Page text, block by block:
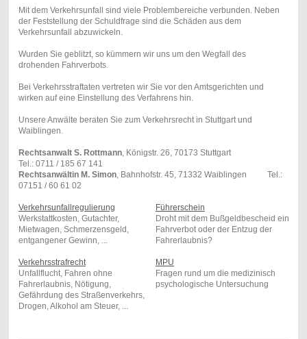
Mit dem Verkehrsunfall sind viele Problembereiche verbunden. Neben
der Feststellung der Schuldfrage sind die Schäden aus dem
Verkehrsunfall abzuwickeln.
Wurden Sie geblitzt, so kümmern wir uns um den Wegfall des
drohenden Fahrverbots.
Bei Verkehrsstraftaten vertreten wir Sie vor den Amtsgerichten und
wirken auf eine Einstellung des Verfahrens hin.
Unsere Anwälte beraten Sie zum Verkehrsrecht in Stuttgart und
Waiblingen.
Rechtsanwalt S. Rottmann, Königstr. 26, 70173 Stuttgart
Tel.: 0711 / 185 67 141
Rechtsanwältin M. Simon, Bahnhofstr. 45, 71332 Waiblingen Tel.:
07151 / 60 61 02
Verkehrsunfallregulierung
Werkstattkosten, Gutachter,
Mietwagen, Schmerzensgeld,
entgangener Gewinn, ...
Führerschein
Droht mit dem Bußgeldbescheid ein
Fahrverbot oder der Entzug der
Fahrerlaubnis?
Verkehrsstrafrecht
Unfallflucht, Fahren ohne
Fahrerlaubnis, Nötigung,
Gefährdung des Straßenverkehrs,
Drogen, Alkohol am Steuer, ...
MPU
Fragen rund um die medizinisch
psychologische Untersuchung